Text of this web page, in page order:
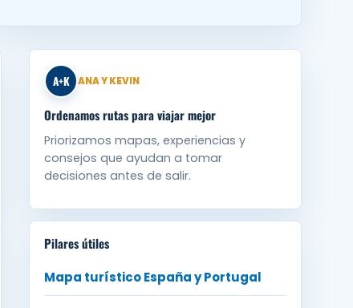
A+K ANA Y KEVIN
Ordenamos rutas para viajar mejor
Priorizamos mapas, experiencias y
consejos que ayudan a tomar
decisiones antes de salir.
Pilares útiles
Mapa turístico España y Portugal